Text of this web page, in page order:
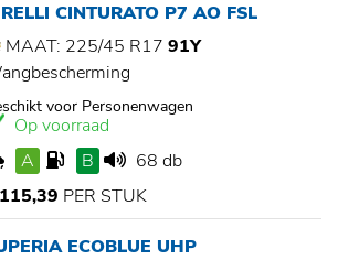
CINTURATO P7 AO FSL
MAAT: 225/45 R17 91Y
voor Personenwagen
Op voorraad
A
B
68 db
PER STUK
ECOBLUE UHP